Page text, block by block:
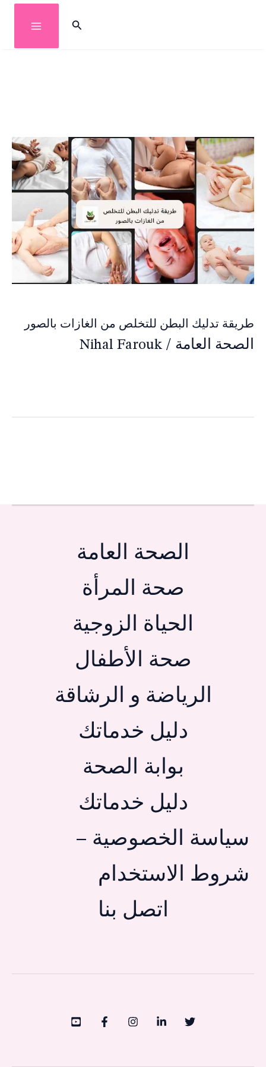
البحث
طريقة تدليك البطن للتخلص من الغازات بالصور
الصحة العامة /
Nihal Farouk
الصحة العامة
صحة المرأة
الحياة الزوجية
صحة الأطفال
الرياضة و الرشاقة
دليل خدماتك
بوابة الصحة
دليل خدماتك
سياسة الخصوصية –
شروط الاستخدام
اتصل بنا